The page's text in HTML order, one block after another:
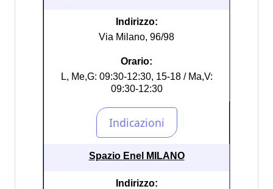
Indirizzo:
Via Milano, 96/98
Orario:
L, Me,G: 09:30-12:30, 15-18 / Ma,V:
09:30-12:30
Spazio Enel MILANO
Indirizzo: